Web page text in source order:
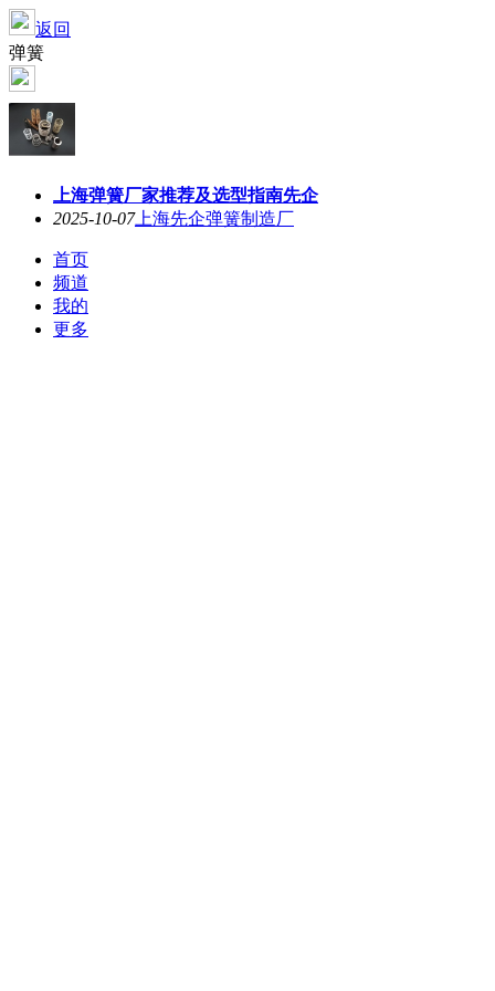
返回
弹簧
上海弹簧厂家推荐及选型指南先企
2025-10-07上海先企弹簧制造厂
首页
频道
我的
更多